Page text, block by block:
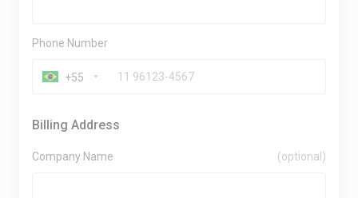
Phone Number
+55
Billing Address
Company Name (optional)